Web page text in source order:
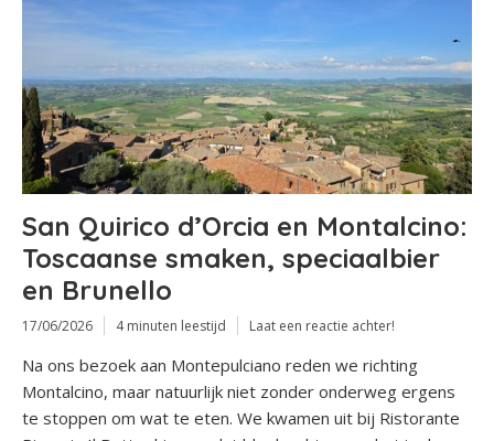
San Quirico d’Orcia en Montalcino:
Toscaanse smaken, speciaalbier
en Brunello
17/06/2026 4 minuten leestijd Laat een reactie achter!
Na ons bezoek aan Montepulciano reden we richting
Montalcino, maar natuurlijk niet zonder onderweg ergens
te stoppen om wat te eten. We kwamen uit bij Ristorante